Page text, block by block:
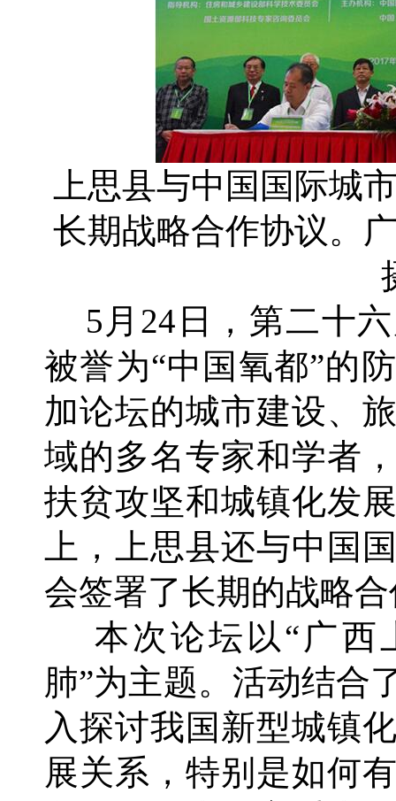
上思县与中国国际城
长期战略合作协议。
5月24日，第二十
被誉为“中国氧都”的
加论坛的城市建设、
域的多名专家和学者
扶贫攻坚和城镇化发
上，上思县还与中国
会签署了长期的战略
本次论坛以“广西
肺”为主题。活动结合
入探讨我国新型城镇
展关系，特别是如何